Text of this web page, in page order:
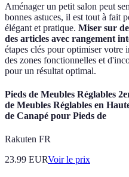
Aménager un petit salon peut
bonnes astuces, il est tout à fait
élégant et pratique. Miser sur
des articles avec rangement
étapes clés pour optimiser votre
des zones fonctionnelles et
pour un résultat optimal.
Pieds de Meubles Réglables
de Meubles Réglables en
de Canapé pour Pieds de
Rakuten FR
23.99 EURVoir le prix